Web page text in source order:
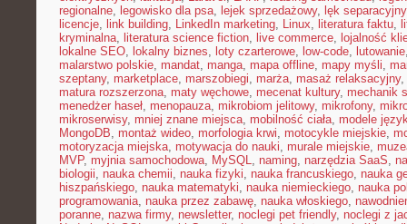
regionalne, legowisko dla psa, lejek sprzedażowy, lęk
licencje, link building, LinkedIn marketing, Linux, literatura faktu,
kryminalna, literatura science fiction, live commerce, lojalność
lokalne SEO, lokalny biznes, loty czarterowe, low-code, lutowanie
malarstwo polskie, mandat, manga, mapa offline, mapy myśli,
szeptany, marketplace, marszobiegi, marża, masaż relaksacyjny,
matura rozszerzona, maty węchowe, mecenat kultury, mechanik
menedżer haseł, menopauza, mikrobiom jelitowy, mikrofony,
mikroserwisy, mniej znane miejsca, mobilność ciała, modele
MongoDB, montaż wideo, morfologia krwi, motocykle miejskie,
motoryzacja miejska, motywacja do nauki, murale miejskie,
MVP, myjnia samochodowa, MySQL, naming, narzędzia SaaS,
biologii, nauka chemii, nauka fizyki, nauka francuskiego, nauka
hiszpańskiego, nauka matematyki, nauka niemieckiego, nauka
programowania, nauka przez zabawę, nauka włoskiego,
poranne, nazwa firmy, newsletter, noclegi pet friendly, noclegi z